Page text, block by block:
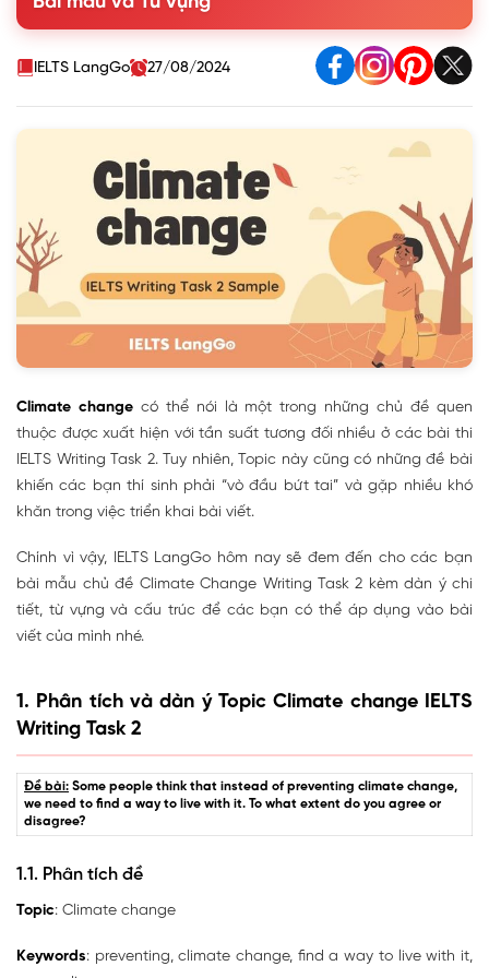
2. Bài mẫu Writing Task 2 Topic Climate change
3. Từ vựng và cấu trúc chủ đề Climate change Writing Task
IELTS LangGo 27/08/2024
Climate change có thể nói là một trong những chủ đề quen
thuộc được xuất hiện với tần suất tương đối nhiều ở các bài thi
IELTS Writing Task 2. Tuy nhiên, Topic này cũng có những đề bài
khiến các bạn thí sinh phải “vò đầu bứt tai” và gặp nhiều khó
khăn trong việc triển khai bài viết.
Chính vì vậy, IELTS LangGo hôm nay sẽ đem đến cho các bạn
bài mẫu chủ đề Climate Change Writing Task 2 kèm dàn ý chi
tiết, từ vựng và cấu trúc để các bạn có thể áp dụng vào bài
viết của mình nhé.
1. Phân tích và dàn ý Topic Climate change IELTS
Writing Task 2
Đề bài: Some people think that instead of preventing climate change,
we need to find a way to live with it. To what extent do you agree or
disagree?
1.1. Phân tích đề
Topic: Climate change
Keywords: preventing, climate change, find a way to live with it,